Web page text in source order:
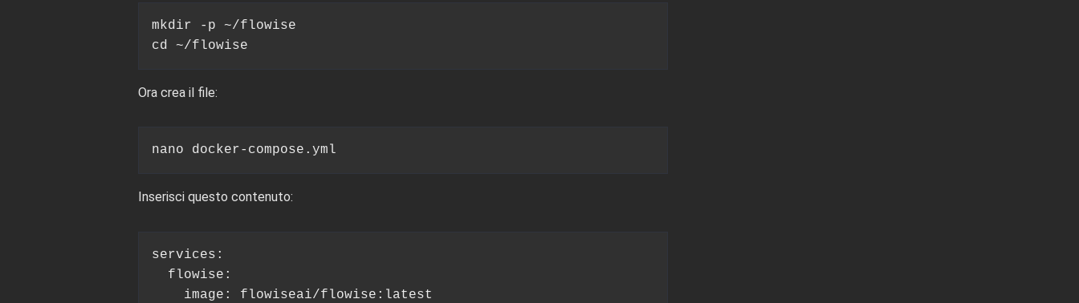
mkdir -p ~/flowise
cd ~/flowise
Ora crea il file:
nano docker-compose.yml
Inserisci questo contenuto:
services:
  flowise:
    image: flowiseai/flowise:latest